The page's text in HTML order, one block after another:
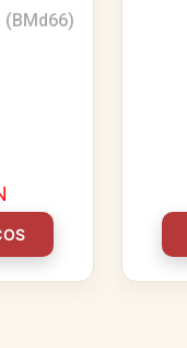
(BMd66)